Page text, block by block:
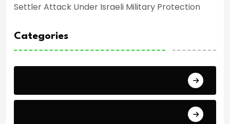
Settler Attack Under Israeli Military Protection
Categories